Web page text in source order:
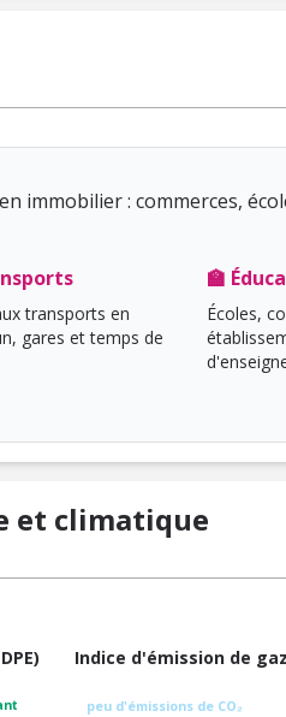
immobilier : commerces,
transports en
gares et temps de
🏫
Écoles,
et climatique
Indice d'émission de
peu d'émissions de CO₂